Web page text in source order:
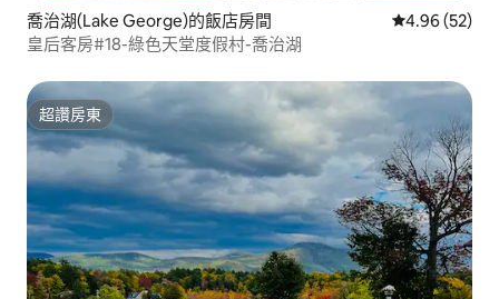
喬治湖(Lake George)的飯店房間 從 52 則評價
4.96 (52)
皇后客房#18-綠色天堂度假村-喬治湖
超讚房東
超讚房東